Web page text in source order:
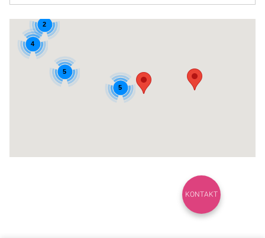
4
2
5
5
KONTAKT